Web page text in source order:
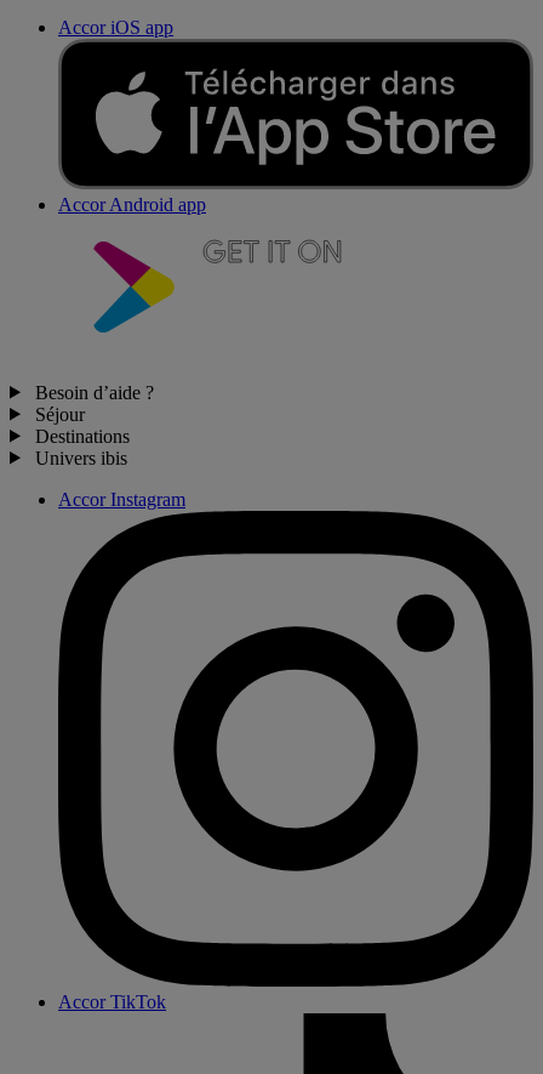
Accor iOS app
Accor Android app
Besoin d’aide ?
Séjour
Destinations
Univers ibis
Accor Instagram
Accor TikTok